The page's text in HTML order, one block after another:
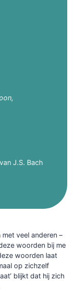
J.S. Bach
veel anderen –
woorden bij me
woorden laat
op zichzelf
blijkt dat hij zich